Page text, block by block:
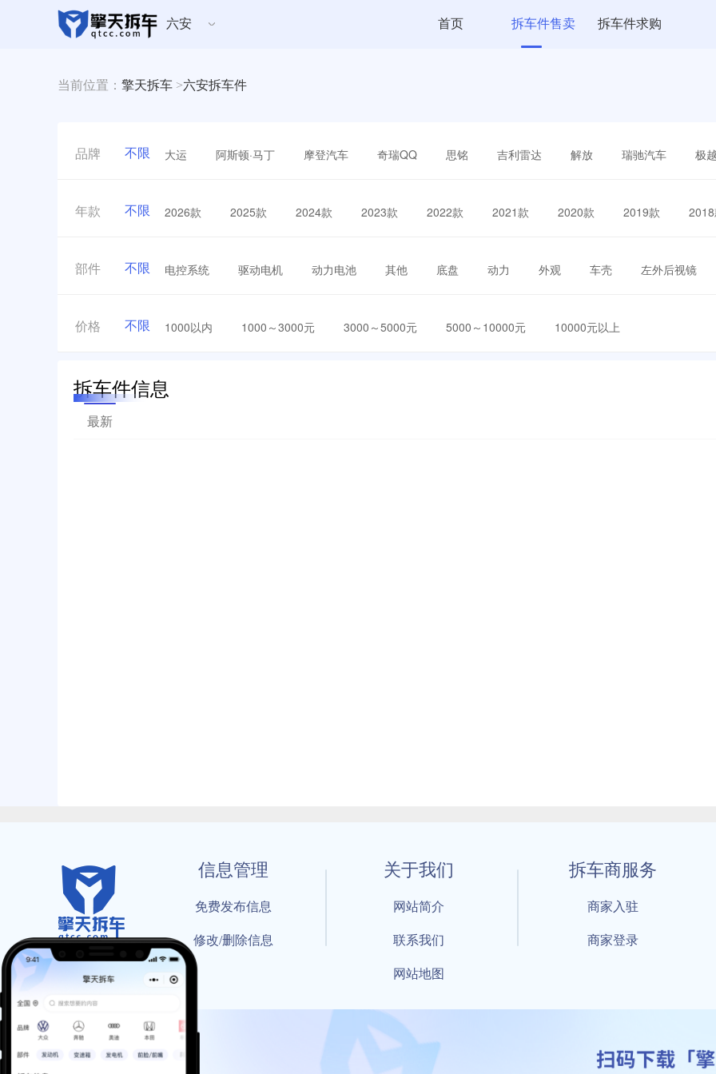
六安 首页 拆车件售卖 拆车件求购
当前位置： 擎天拆车 >六安拆车件
品牌 不限 大运 阿斯顿·马丁 摩登汽车 奇瑞QQ 思铭 吉利雷达 解放 瑞驰汽车 极
年款 不限 2026款 2025款 2024款 2023款 2022款 2021款 2020款 2019款
部件 不限 电控系统 驱动电机 动力电池 其他 底盘 动力 外观 车壳 左外后视镜
价格 不限 1000以内 1000～3000元 3000～5000元 5000～10000元 10000元以上
拆车件信息
最新
信息管理
免费发布信息
修改/删除信息
关于我们
网站简介
联系我们
网站地图
拆车商服务
商家入驻
商家登录
© 2021 By 擎天拆车-买卖拆车件，擎天拆车好省快 All Rights Reserved
工信部备案号：鲁ICP备18021004号-17 公安部备案号： 鲁公网安备